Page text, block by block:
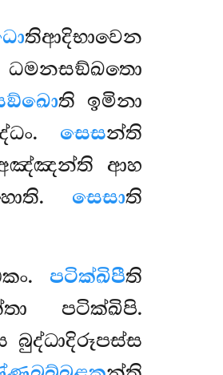
තිආදිභාවෙන
ධමනසඞ්ඛතො
ති ඉමිනා
සෙසන්ති
අඤ්ඤන්ති ආහ
සෙසාති
පටික්ඛිපීති
පටික්ඛිපි.